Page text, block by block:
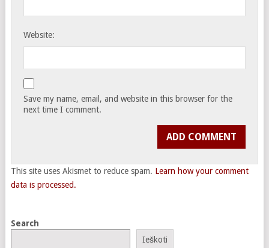
Website:
Save my name, email, and website in this browser for the
next time I comment.
This site uses Akismet to reduce spam. Learn how your comment
data is processed.
Search
Ieškoti